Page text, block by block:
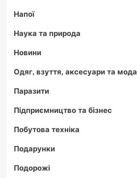
Напої
Наука та природа
Новини
Одяг, взуття, аксесуари та мода
Паразити
Підприємництво та бізнес
Побутова техніка
Подарунки
Подорожі